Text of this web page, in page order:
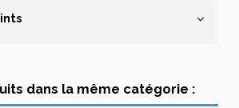
dans la même catégorie :